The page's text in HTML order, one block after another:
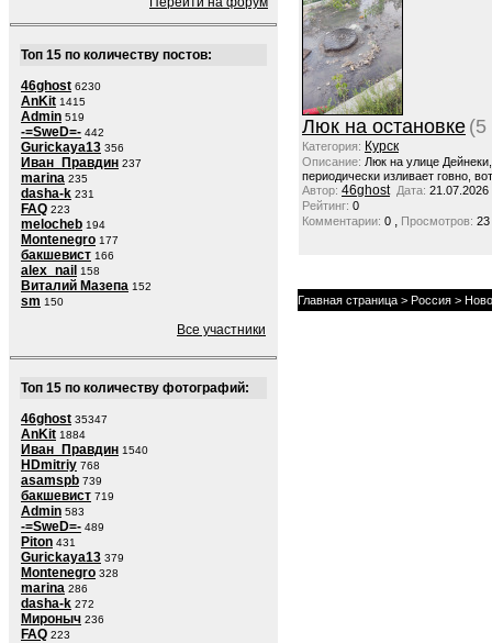
Топ 15 по количеству постов:
46ghost 6230
AnKit 1415
Admin 519
-=SweD=- 442
Gurickaya13 356
Иван_Правдин 237
marina 235
dasha-k 231
FAQ 223
melocheb 194
Montenegro 177
бакшевист 166
alex_nail 158
Виталий Мазепа 152
sm 150
Все участники
Топ 15 по количеству фотографий:
46ghost 35347
AnKit 1884
Иван_Правдин 1540
HDmitriy 768
asamspb 739
бакшевист 719
Admin 583
-=SweD=- 489
Piton 431
Gurickaya13 379
Montenegro 328
marina 286
dasha-k 272
Мироныч 236
FAQ 223
Люк на остановке (5
Категория: Курск
Описание: Люк на улице
периодически изливает говно,
Автор: 46ghost Дата: 21.07.2026
Рейтинг: 0
Комментарии: 0 , Просмотров: 23
Главная страница > Россия >